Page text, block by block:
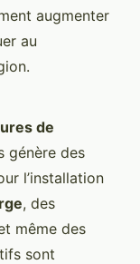
augmenter
au
de
génère des
l’installation
, des
même des
sont